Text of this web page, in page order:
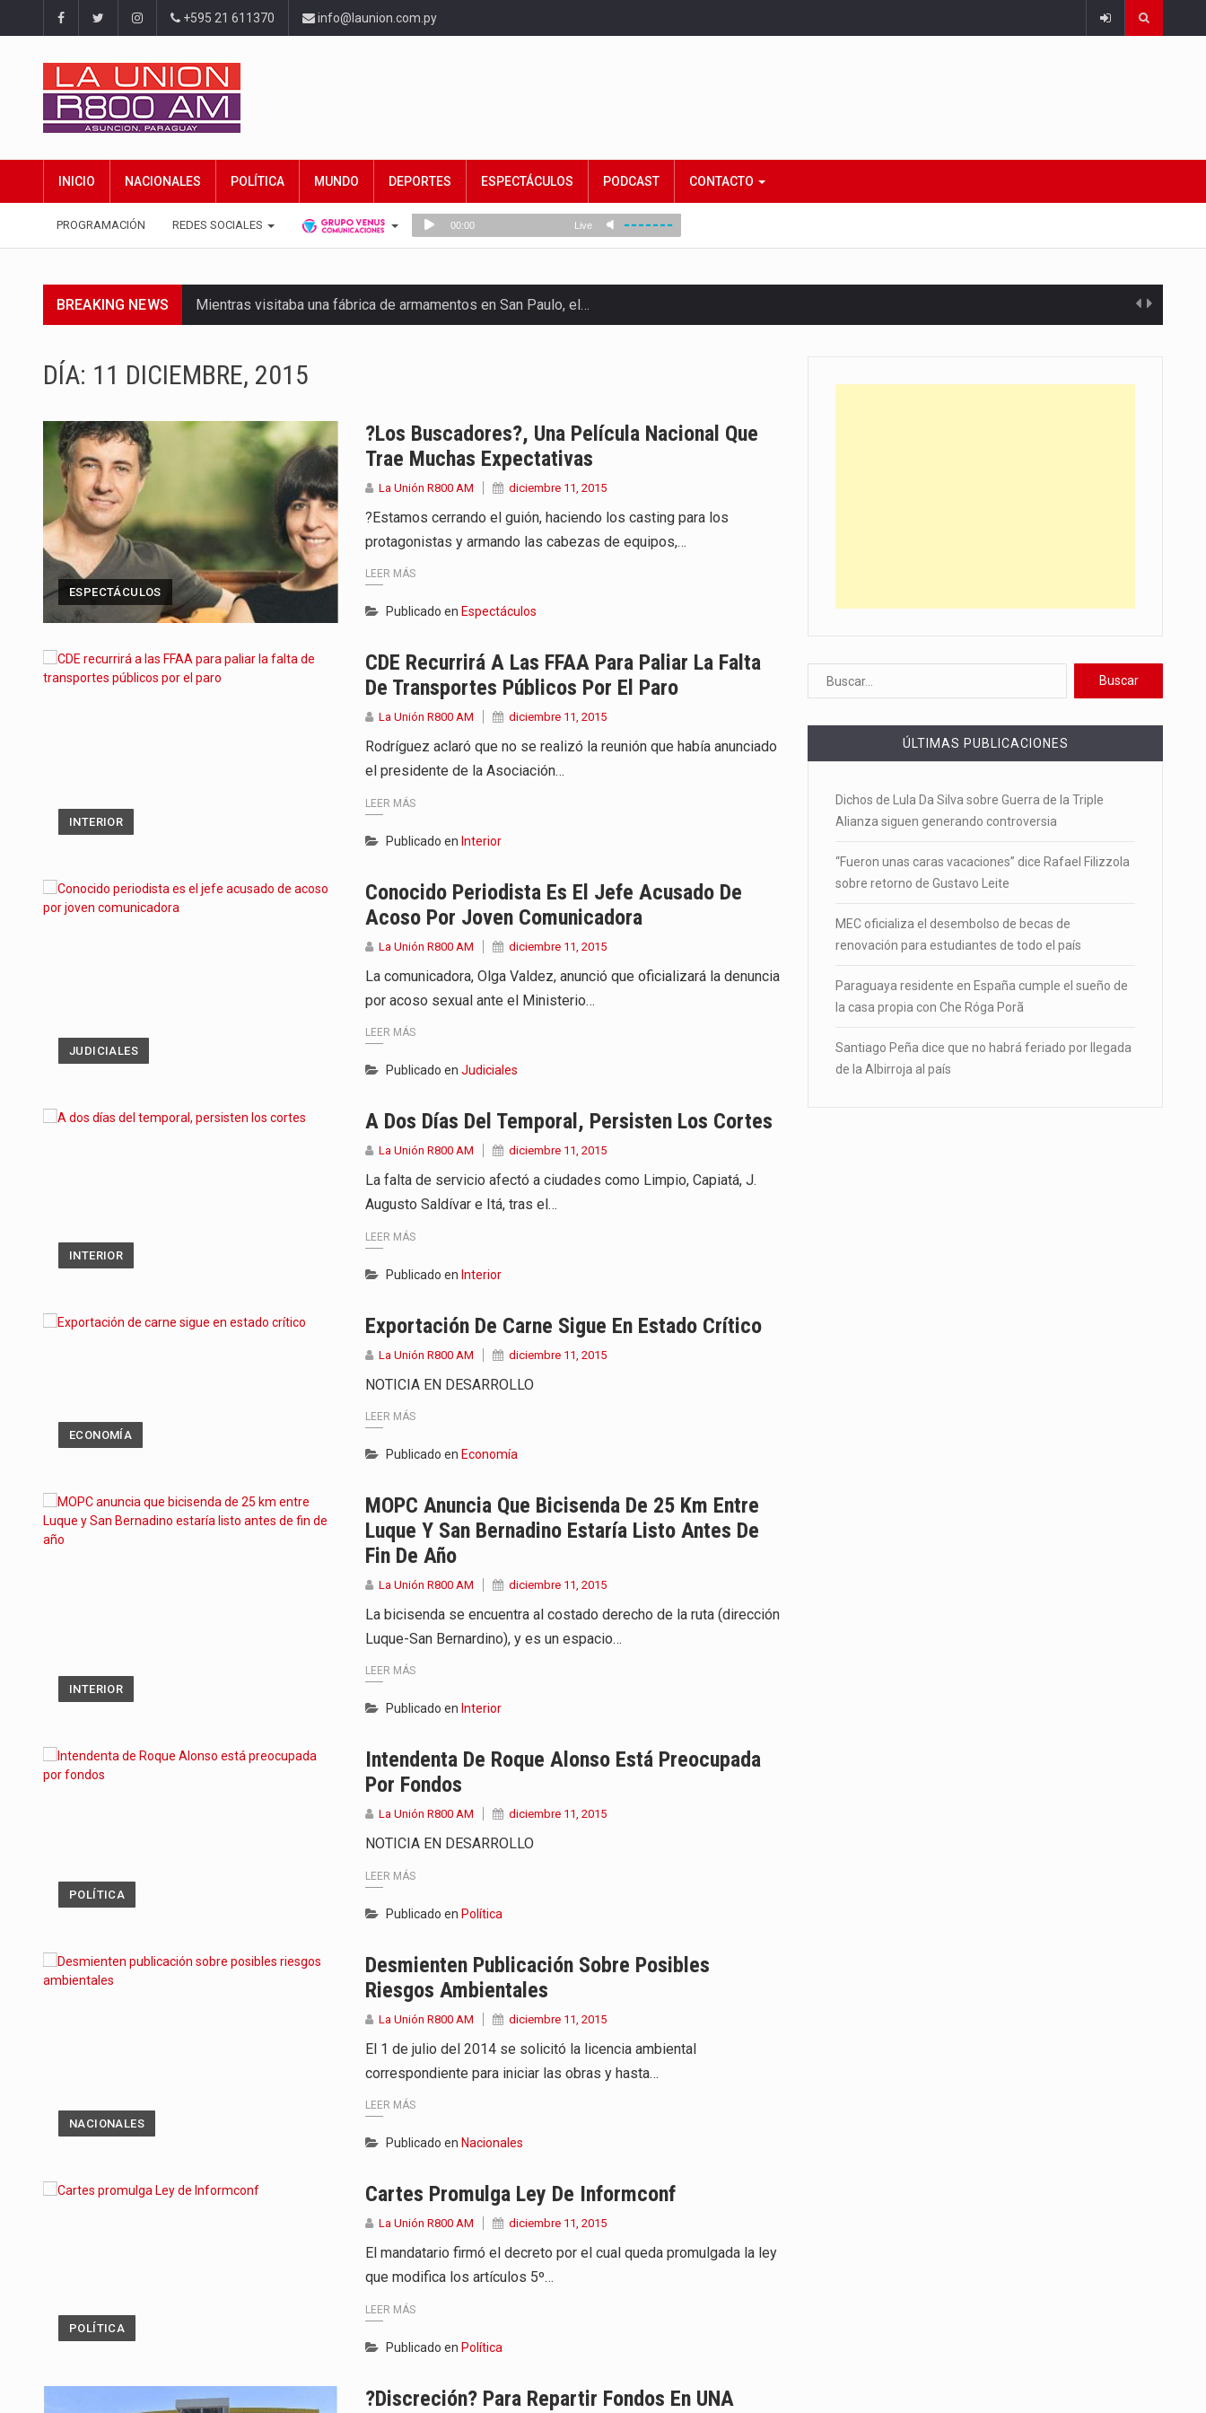
+595 21 611370 info@launion.com.py
INICIO NACIONALES POLÍTICA MUNDO DEPORTES ESPECTÁCULOS PODCAST CONTACTO
PROGRAMACIÓN REDES SOCIALES
BREAKING NEWS Mientras visitaba una fábrica de armamentos en San Paulo, el…
El Ministerio de Educación y Ciencias (MEC) ha confirmado la…
Para Tania, una paraguaya de 33 años que reside en…
El presidente de la República se encontraba en el aeropuerto…
Una familia atravesó momentos de extrema tensión durante la madrugada…
Fretes se refirió concretamente al recorrido que realizó este jueves…
“La situación no está tan mala en el Ministerio de…
Hace casi dos meses que Rivas dejó el Senado y,…
DÍA: 11 DICIEMBRE, 2015
ESPECTÁCULOS
?Los Buscadores?, Una Película Nacional Que
Trae Muchas Expectativas
La Unión R800 AM diciembre 11, 2015
?Estamos cerrando el guión, haciendo los casting para los
protagonistas y armando las cabezas de equipos,…
LEER MÁS
Publicado en Espectáculos
INTERIOR
CDE Recurrirá A Las FFAA Para Paliar La Falta
De Transportes Públicos Por El Paro
La Unión R800 AM diciembre 11, 2015
Rodríguez aclaró que no se realizó la reunión que había anunciado
el presidente de la Asociación…
LEER MÁS
Publicado en Interior
JUDICIALES
Conocido Periodista Es El Jefe Acusado De
Acoso Por Joven Comunicadora
La Unión R800 AM diciembre 11, 2015
La comunicadora, Olga Valdez, anunció que oficializará la denuncia
por acoso sexual ante el Ministerio…
LEER MÁS
Publicado en Judiciales
INTERIOR
A Dos Días Del Temporal, Persisten Los Cortes
La Unión R800 AM diciembre 11, 2015
La falta de servicio afectó a ciudades como Limpio, Capiatá, J.
Augusto Saldívar e Itá, tras el…
LEER MÁS
Publicado en Interior
ECONOMÍA
Exportación De Carne Sigue En Estado Crítico
La Unión R800 AM diciembre 11, 2015
NOTICIA EN DESARROLLO
LEER MÁS
Publicado en Economía
INTERIOR
MOPC Anuncia Que Bicisenda De 25 Km Entre
Luque Y San Bernadino Estaría Listo Antes De
Fin De Año
La Unión R800 AM diciembre 11, 2015
La bicisenda se encuentra al costado derecho de la ruta (dirección
Luque-San Bernardino), y es un espacio…
LEER MÁS
Publicado en Interior
POLÍTICA
Intendenta De Roque Alonso Está Preocupada
Por Fondos
La Unión R800 AM diciembre 11, 2015
NOTICIA EN DESARROLLO
LEER MÁS
Publicado en Política
NACIONALES
Desmienten Publicación Sobre Posibles
Riesgos Ambientales
La Unión R800 AM diciembre 11, 2015
El 1 de julio del 2014 se solicitó la licencia ambiental
correspondiente para iniciar las obras y hasta…
LEER MÁS
Publicado en Nacionales
POLÍTICA
Cartes Promulga Ley De Informconf
La Unión R800 AM diciembre 11, 2015
El mandatario firmó el decreto por el cual queda promulgada la ley
que modifica los artículos 5º…
LEER MÁS
Publicado en Política
?Discreción? Para Repartir Fondos En UNA
ÚLTIMAS PUBLICACIONES
Dichos de Lula Da Silva sobre Guerra de la Triple
Alianza siguen generando controversia
“Fueron unas caras vacaciones” dice Rafael Filizzola
sobre retorno de Gustavo Leite
MEC oficializa el desembolso de becas de
renovación para estudiantes de todo el país
Paraguaya residente en España cumple el sueño de
la casa propia con Che Róga Porã
Santiago Peña dice que no habrá feriado por llegada
de la Albirroja al país